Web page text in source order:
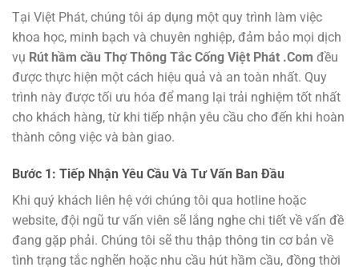
Tại Việt Phát, chúng tôi áp dụng một quy trình làm việc
khoa học, minh bạch và chuyên nghiệp, đảm bảo mọi dịch
vụ Rút hầm cầu Thợ Thông Tắc Cống Việt Phát .Com đều
được thực hiện một cách hiệu quả và an toàn nhất. Quy
trình này được tối ưu hóa để mang lại trải nghiệm tốt nhất
cho khách hàng, từ khi tiếp nhận yêu cầu cho đến khi hoàn
thành công việc và bàn giao.
Bước 1: Tiếp Nhận Yêu Cầu Và Tư Vấn Ban Đầu
Khi quý khách liên hệ với chúng tôi qua hotline hoặc
website, đội ngũ tư vấn viên sẽ lắng nghe chi tiết về vấn đề
đang gặp phải. Chúng tôi sẽ thu thập thông tin cơ bản về
tình trạng tắc nghẽn hoặc nhu cầu hút hầm cầu, đồng thời